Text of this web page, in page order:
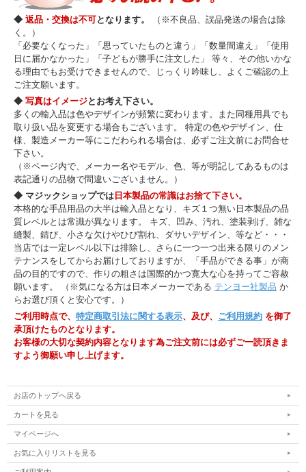
◆ 返品・交換は不可となります。
（※不良品、誤品発送の場合は除
く。）
「必要なくなった」「思っていたものと違う」「数量間違え」「使用
日に届かなかった」「子どもが勝手に注文した」 等々、その他いかな
る理由でもお受けできませんので、じっくり吟味し、よくご確認の上
ご注文願います。
◆ 写真はイメージとお考え下さい。
多くの輸入品は色やデザインが頻繁に変わります。また同種用具でも
取り扱い品を変更する場合もございます。 特定の色やデザイン、仕
様、製造メーカー等にこだわられる場合は、必ずご注文前にお問合せ
下さい。
（※ページ内で、メーカー名やモデル、色、等が明記してあるものは
表記通りの品物で間違いございません。）
◆ マジックショップでは 日本製品の常識はお捨て下さい。
本格的な手品用品の大半は輸入品となり、キズ１つ無い日本製品の品
質レベルとは常識が異なります。 キズ、凹み、汚れ、塗装剥げ、雑な
縫製、錆び、小さな欠けやひび割れ、ダサいデザイン、等など・・・
当店では一定レベル以下は排除し、さらに一つ一つ出来る限りのメン
テナンスをしてからお届けしておりますが、「手品ができる事」が商
品の目的ですので、作りの粗さは国際的かつ寛大な心を持ってご容赦
願います。 （※気になる方は日本メーカーである テンヨー社製品 か
らお選び頂くと安心です。）
ご利用時点で、 特定商取引法に関する表示、及び、 ご利用規約 を御了
承頂けたものとなります。
お客様の大切な契約内容となります為ご注文前には必ずご一読頂きま
すよう御願い申し上げます。
お店のトップへ戻る
カートを見る
マイページへ
お気に入りリストを見る